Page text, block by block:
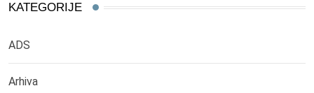
KATEGORIJE
ADS
Arhiva